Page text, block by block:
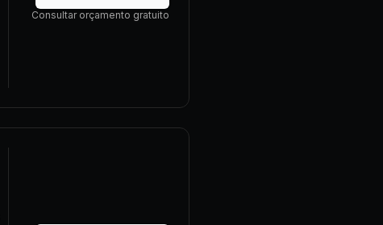
Consultar orçamento gratuito